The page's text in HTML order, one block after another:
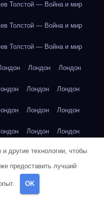
Толстой — Война и мир
Толстой — Война и мир
Толстой — Война и мир
Лондон Лондон
Лондон Лондон
Лондон Лондон
Лондон Лондон
Лондон Лос-Анджелес
Лос-Анджелес
Лос-Анджелес
другие технологии, чтобы
предоставить лучший
OK